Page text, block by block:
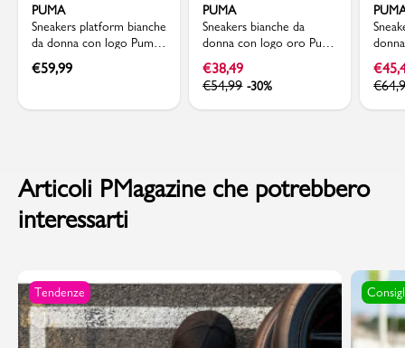
PUMA
Sneakers platform bianche
da donna con logo Puma
Court Lally Skye
€59,99
PUMA
Sneakers bianche da
donna con logo oro Puma
Smash 3.0 L
€38,49
€54,99 -30%
rosa
€
€
Articoli PMagazine che potrebbero
interessarti
Tendenze